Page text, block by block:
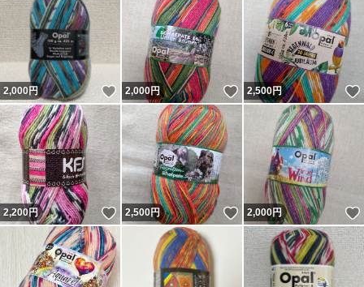
2,000円 いいね！
2,000円 いいね！
2,500円
2,200円 いいね！
2,500円 いいね！
2,000円